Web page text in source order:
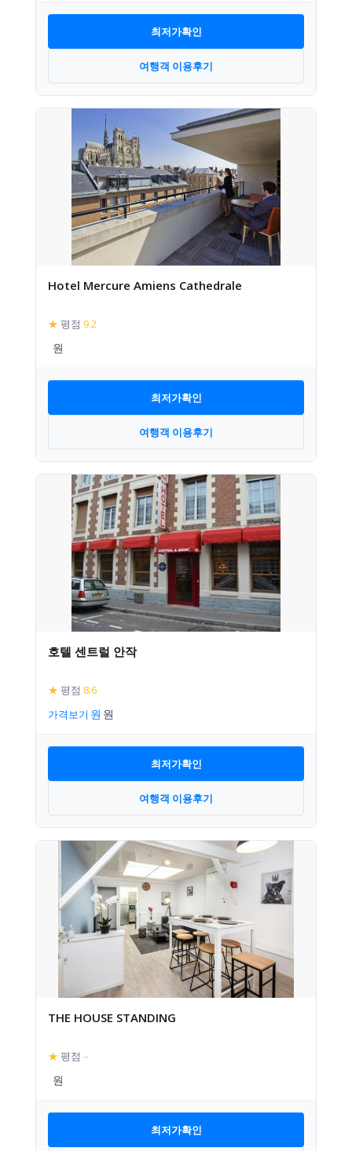
최저가확인
여행객 이용후기
Hotel Mercure Amiens Cathedrale
★ 평점 9.2
최저가확인
여행객 이용후기
호텔 센트럴 안작
★ 평점 8.6
가격보기
최저가확인
여행객 이용후기
THE HOUSE STANDING
★ 평점 –
최저가확인